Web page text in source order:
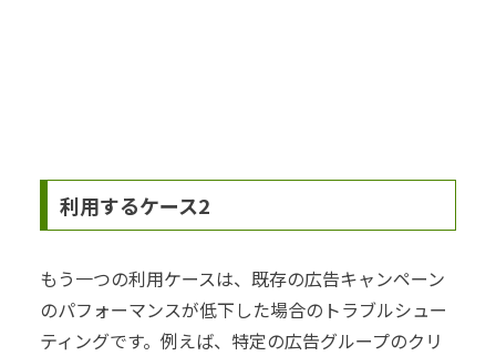
利用するケース2
もう一つの利用ケースは、既存の広告キャンペーン
のパフォーマンスが低下した場合のトラブルシュー
ティングです。例えば、特定の広告グループのクリ